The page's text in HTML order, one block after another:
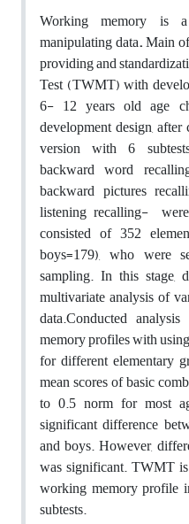
Working memory is
manipulating data.Main
providing and
Test (TWMT) with
6- 12 years old age
development design,
version with 6
backward word
backward pictures
listening recalling-
consisted of 352
boys=179), who were
sampling. In this stage,
multivariate analysis of
data.Conducted
memory profiles with
for different elementary
mean scores of basic
to 0.5 norm for most
significant difference
and boys. However,
was significant. TWMT
working memory profile
subtests.